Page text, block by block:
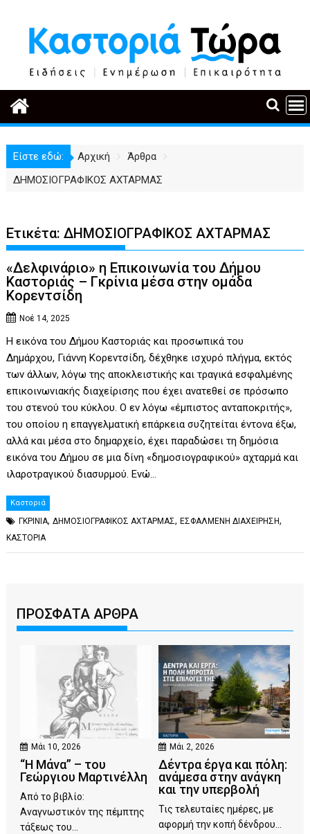
περιεχόμενο
Είστε εδώ: Αρχική
Άρθρα
ΔΗΜΟΣΙΟΓΡΑΦΙΚΟΣ ΑΧΤΑΡΜΑΣ
Ετικέτα:ΔΗΜΟΣΙΟΓΡΑΦΙΚΟΣ ΑΧΤΑΡΜΑΣ
«Δελφινάριο» η Επικοινωνία του Δήμου
Καστοριάς – Γκρίνια μέσα στην ομάδα
Κορεντσίδη
Νοέ 14, 2025
Η εικόνα του Δήμου Καστοριάς και προσωπικά του
Δημάρχου, Γιάννη Κορεντσίδη, δέχθηκε ισχυρό πλήγμα, εκτός
των άλλων, λόγω της αποκλειστικής και τραγικά εσφαλμένης
επικοινωνιακής διαχείρισης που έχει ανατεθεί σε πρόσωπο
του στενού του κύκλου. Ο εν λόγω «έμπιστος ανταποκριτής»,
του οποίου η επαγγελματική επάρκεια συζητείται έντονα έξω,
αλλά και μέσα στο δημαρχείο, έχει παραδώσει τη δημόσια
εικόνα του Δήμου σε μια δίνη «δημοσιογραφικού» αχταρμά και
ιλαροτραγικού διασυρμού. Ενώ…
Καστοριά
ΓΚΡΙΝΙΑ,ΔΗΜΟΣΙΟΓΡΑΦΙΚΟΣ ΑΧΤΑΡΜΑΣ,ΕΣΦΑΛΜΕΝΗ ΔΙΑΧΕΙΡΗΣΗ,
ΚΑΣΤΟΡΙΑ
ΠΡΟΣΦΑΤΑ ΑΡΘΡΑ
Μάι 10, 2026
“Η Μάνα” – του
Γεώργιου Μαρτινέλλη
Από το βιβλίο:
Αναγνωστικόν της πέμπτης
τάξεως του...
Μάι 2, 2026
Δέντρα έργα και πόλη:
ανάμεσα στην ανάγκη
και την υπερβολή
Τις τελευταίες ημέρες, με
αφορμή την κοπή δένδρου...